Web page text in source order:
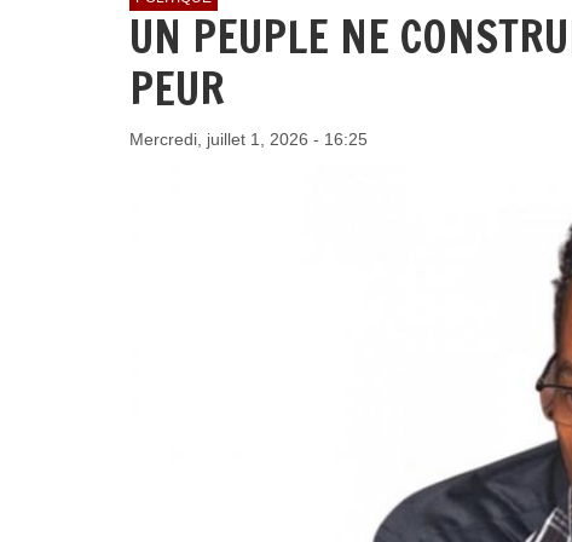
UN PEUPLE NE
PEUR
Mercredi, juillet 1, 2026 - 16:25